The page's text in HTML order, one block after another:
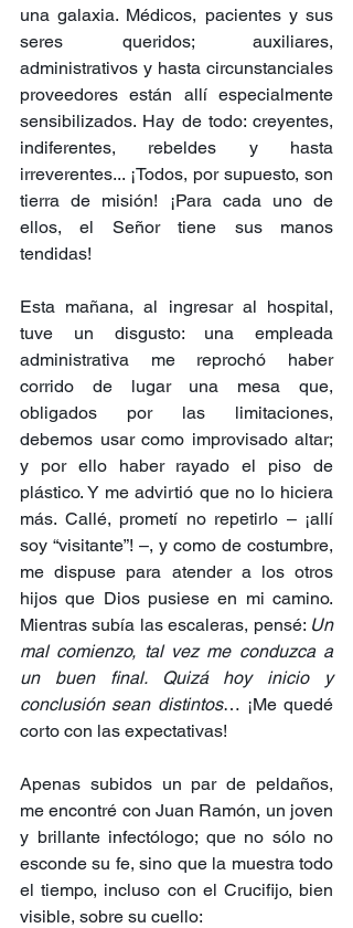
una galaxia. Médicos, pacientes y sus
seres queridos; auxiliares,
administrativos y hasta circunstanciales
proveedores están allí especialmente
sensibilizados. Hay de todo: creyentes,
indiferentes, rebeldes y hasta
irreverentes... ¡Todos, por supuesto, son
tierra de misión! ¡Para cada uno de
ellos, el Señor tiene sus manos
tendidas!
Esta mañana, al ingresar al hospital,
tuve un disgusto: una empleada
administrativa me reprochó haber
corrido de lugar una mesa que,
obligados por las limitaciones,
debemos usar como improvisado altar;
y por ello haber rayado el piso de
plástico. Y me advirtió que no lo hiciera
más. Callé, prometí no repetirlo – ¡allí
soy “visitante”! –, y como de costumbre,
me dispuse para atender a los otros
hijos que Dios pusiese en mi camino.
Mientras subía las escaleras, pensé: Un
mal comienzo, tal vez me conduzca a
un buen final. Quizá hoy inicio y
conclusión sean distintos… ¡Me quedé
corto con las expectativas!
Apenas subidos un par de peldaños,
me encontré con Juan Ramón, un joven
y brillante infectólogo; que no sólo no
esconde su fe, sino que la muestra todo
el tiempo, incluso con el Crucifijo, bien
visible, sobre su cuello: